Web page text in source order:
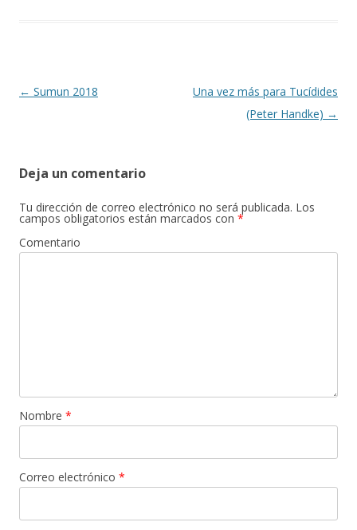
Navegación de entradas
← Sumun 2018
Una vez más para Tucídides
(Peter Handke) →
Deja un comentario
Tu dirección de correo electrónico no será publicada. Los
campos obligatorios están marcados con *
Comentario
Nombre *
Correo electrónico *